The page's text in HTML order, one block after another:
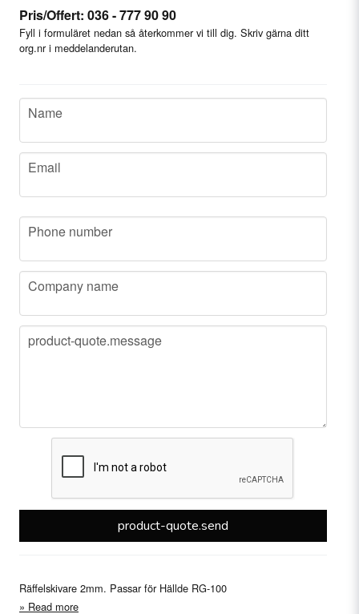
Pris/Offert: 036 - 777 90 90
Fyll i formuläret nedan så återkommer vi till dig. Skriv gärna ditt
org.nr i meddelanderutan.
name
Name
email
Email
phone
Phone number
company
Company name
message
product-quote.message
product-quote.send
Räffelskivare 2mm. Passar för Hällde RG-100
Read more